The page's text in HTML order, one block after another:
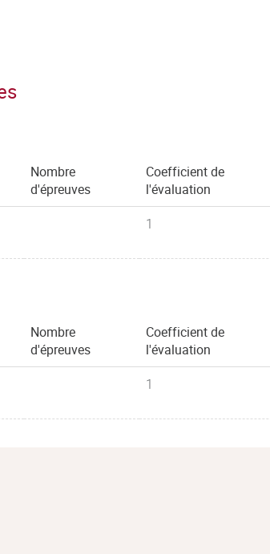
Nombre
d'épreuves
Coefficient de
l'évaluation
1
Nombre
d'épreuves
Coefficient de
l'évaluation
1